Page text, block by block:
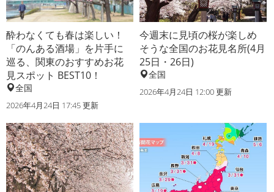
酔わなくても春は楽しい！
「のんある酒場」を片手に
巡る、関東のおすすめお花
見スポット BEST10！
全国
2026年4月24日 17:45 更新
今週末に見頃の桜が楽しめ
そうな全国のお花見名所(4月
25日・26日)
全国
2026年4月24日 12:00 更新